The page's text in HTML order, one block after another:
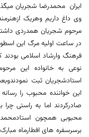
ایران محمدرضا شجریان
وی داغ داریم وهریک
مرحوم شجریان همدردی
در ساعت اولیه مرگ این
فرهنگ وارشاد اسلامی
نوعی به خانواده این
استادشجریان ثبت
این خواننده محبوب را
صادرکردند اما به راستی
محبوبی همچون
برسرسفره های افطارماه